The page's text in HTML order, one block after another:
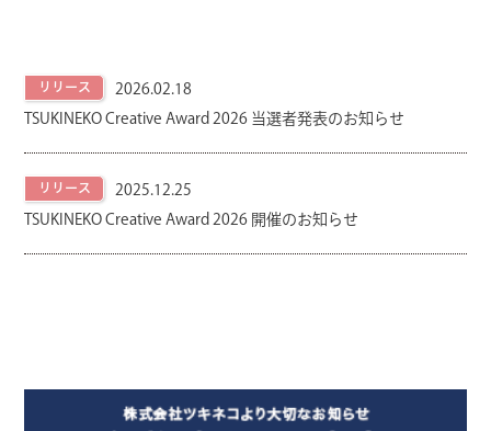
オンラインショップ
リリース
2026.02.18
TSUKINEKO Creative Award 2026 当選者発表のお知らせ
リリース
2025.12.25
TSUKINEKO Creative Award 2026 開催のお知らせ